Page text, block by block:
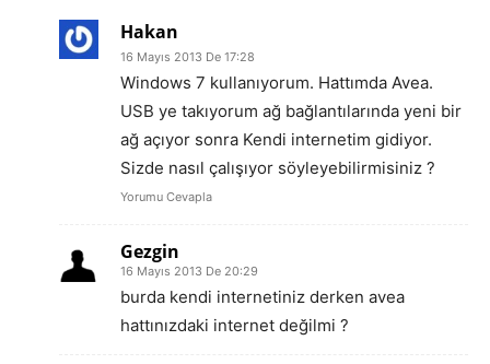
Hakan
16 Mayıs 2013 De 17:28
Windows 7 kullanıyorum. Hattımda Avea.
USB ye takıyorum ağ bağlantılarında yeni bir
ağ açıyor sonra Kendi internetim gidiyor.
Sizde nasıl çalışıyor söyleyebilirmisiniz ?
Yorumu Cevapla
Gezgin
16 Mayıs 2013 De 20:29
burda kendi internetiniz derken avea
hattınızdaki internet değilmi ?